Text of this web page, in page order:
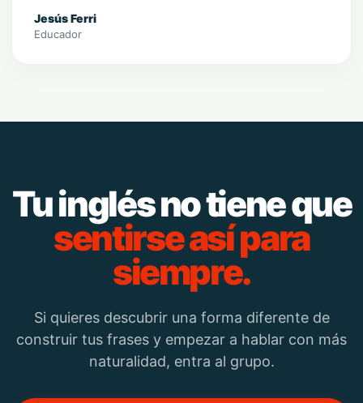
Jesús Ferri
Educador
Tu inglés no tiene que
sentirse así para
siempre.
Si quieres descubrir una forma diferente de
construir tus frases y empezar a hablar con más
naturalidad, entra al grupo.